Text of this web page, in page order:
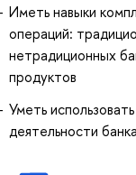
Иметь навыки
операций:
нетрадиционных
продуктов
Уметь
деятельности